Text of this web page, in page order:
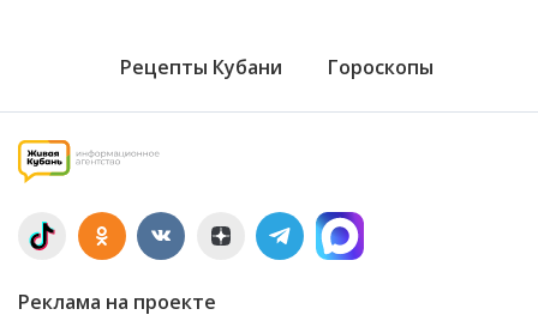
Рецепты Кубани Гороскопы
Реклама на проекте